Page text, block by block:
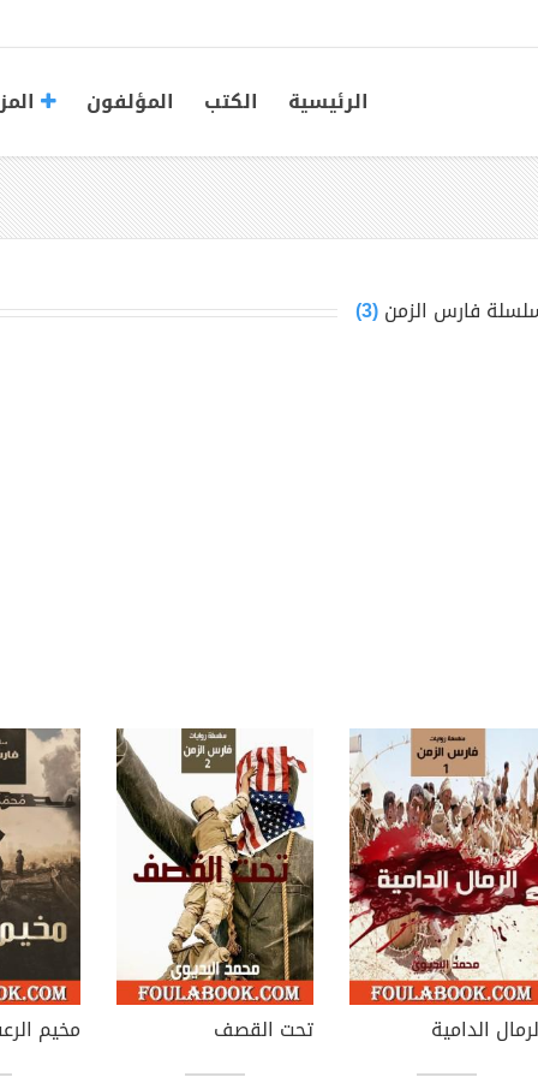
الرئيسية الكتب المؤلفون
فارس الزمن(3)
الدامية
تحت القصف
مخيم